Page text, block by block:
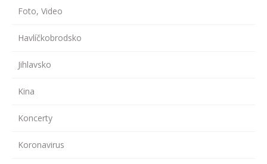
Foto, Video
Havlíčkobrodsko
Jihlavsko
Kina
Koncerty
Koronavirus